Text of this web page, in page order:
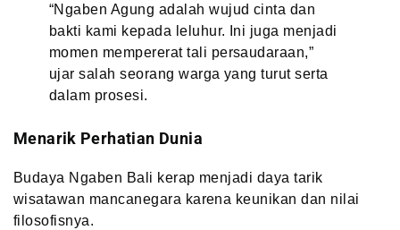
“Ngaben Agung adalah wujud cinta dan
bakti kami kepada leluhur. Ini juga menjadi
momen mempererat tali persaudaraan,”
ujar salah seorang warga yang turut serta
dalam prosesi.
Menarik Perhatian Dunia
Budaya Ngaben Bali kerap menjadi daya tarik
wisatawan mancanegara karena keunikan dan nilai
filosofisnya.